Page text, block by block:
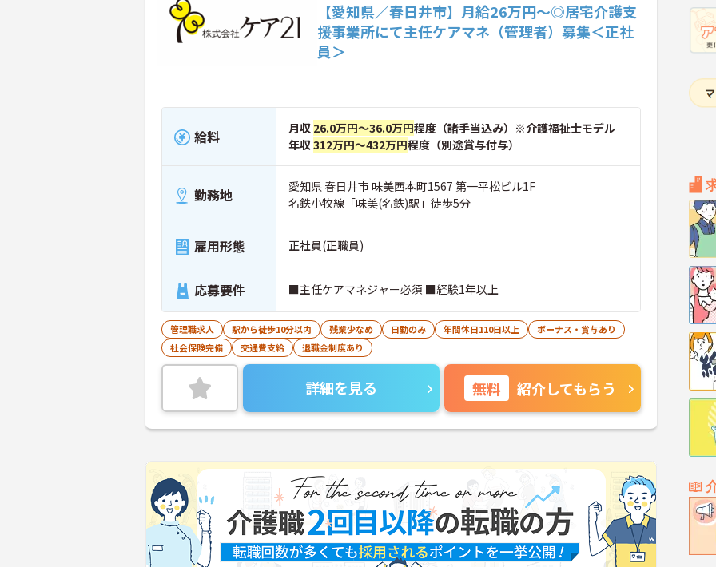
【愛知県／春日井市】月給26万円～◎居宅介護支
援事業所にて主任ケアマネ（管理者）募集＜正社
員＞
給料 月収 26.0万円～36.0万円程度（諸手当込み）※介護福祉士モデル
年収312万円～432万円程度（別途賞与付与）
勤務地
愛知県 春日井市 味美西本町1567 第一平松ビル1F
名鉄小牧線「味美(名鉄)駅」徒歩5分
雇用形態 正社員(正職員)
応募要件 ■主任ケアマネジャー必須 ■経験1年以上
管理職求人 駅から徒歩10分以内 残業少なめ 日勤のみ 年間休日110日以上
ボーナス・賞与あり
社会保険完備
交通費支給 退職金制度あり
詳細を見る 無料 紹介してもらう